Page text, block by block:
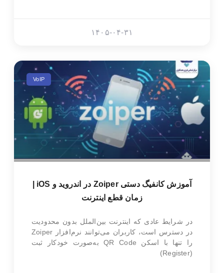
۱۴۰۵-۰۴-۳۱
VoIP
زمان قطع اینترنت
در شرایط عادی که اینترنت بین‌الملل بدون محدودیت
در دسترس است، کاربران می‌توانند نرم‌افزار Zoiper
را تنها با اسکن QR Code به‌صورت خودکار ثبت
(Register)